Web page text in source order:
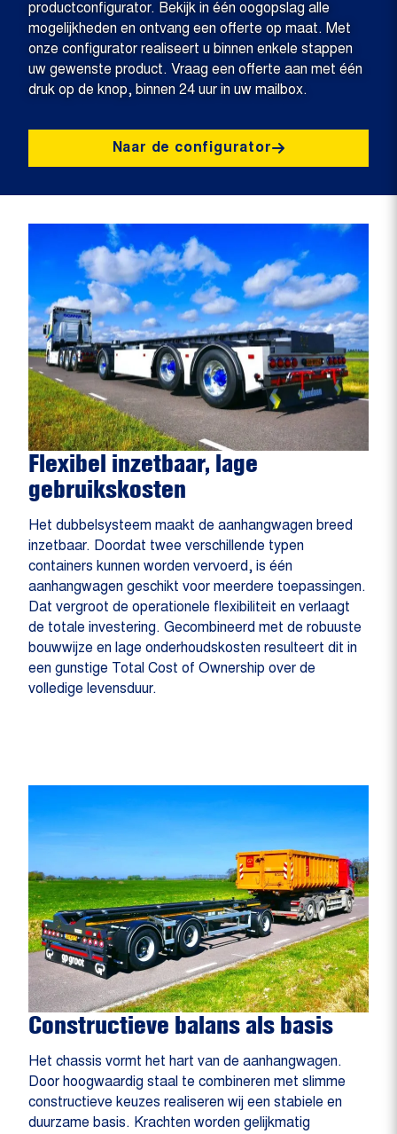
productconfigurator. Bekijk in één oogopslag alle
mogelijkheden en ontvang een offerte op maat. Met
onze configurator realiseert u binnen enkele stappen
uw gewenste product. Vraag een offerte aan met één
druk op de knop, binnen 24 uur in uw mailbox.
Naar de configurator
Flexibel inzetbaar, lage
gebruikskosten
Het dubbelsysteem maakt de aanhangwagen breed
inzetbaar. Doordat twee verschillende typen
containers kunnen worden vervoerd, is één
aanhangwagen geschikt voor meerdere toepassingen.
Dat vergroot de operationele flexibiliteit en verlaagt
de totale investering. Gecombineerd met de robuuste
bouwwijze en lage onderhoudskosten resulteert dit in
een gunstige Total Cost of Ownership over de
volledige levensduur.
Constructieve balans als basis
Het chassis vormt het hart van de aanhangwagen.
Door hoogwaardig staal te combineren met slimme
constructieve keuzes realiseren wij een stabiele en
duurzame basis. Krachten worden gelijkmatig